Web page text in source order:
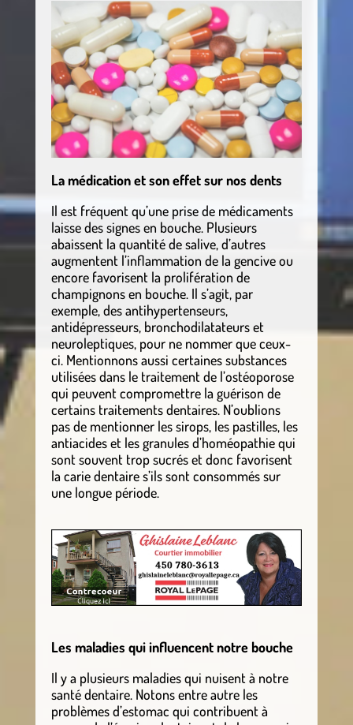
La médication et son effet sur nos dents
Il est fréquent qu’une prise de médicaments
laisse des signes en bouche. Plusieurs
abaissent la quantité de salive, d’autres
augmentent l’inflammation de la gencive ou
encore favorisent la prolifération de
champignons en bouche. Il s’agit, par
exemple, des antihypertenseurs,
antidépresseurs, bronchodilatateurs et
neuroleptiques, pour ne nommer que ceux-
ci. Mentionnons aussi certaines substances
utilisées dans le traitement de l’ostéoporose
qui peuvent compromettre la guérison de
certains traitements dentaires. N’oublions
pas de mentionner les sirops, les pastilles, les
antiacides et les granules d’homéopathie qui
sont souvent trop sucrés et donc favorisent
la carie dentaire s’ils sont consommés sur
une longue période.
Les maladies qui influencent notre bouche
Il y a plusieurs maladies qui nuisent à notre
santé dentaire. Notons entre autre les
problèmes d’estomac qui contribuent à